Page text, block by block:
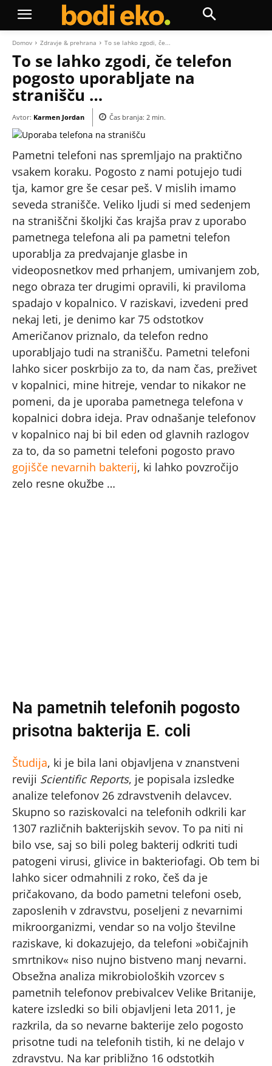
Domov Zdravje & prehrana To se lahko zgodi, če...
To se lahko zgodi, če telefon
pogosto uporabljate na
stranišču …
Avtor: Karmen Jordan Čas branja: 2 min.
Pametni telefoni nas spremljajo na praktično
vsakem koraku. Pogosto z nami potujejo tudi
tja, kamor gre še cesar peš. V mislih imamo
seveda stranišče. Veliko ljudi si med sedenjem
na straniščni školjki čas krajša prav z uporabo
pametnega telefona ali pa pametni telefon
uporablja za predvajanje glasbe in
videoposnetkov med prhanjem, umivanjem zob,
nego obraza ter drugimi opravili, ki praviloma
spadajo v kopalnico. V raziskavi, izvedeni pred
nekaj leti, je denimo kar 75 odstotkov
Američanov priznalo, da telefon redno
uporabljajo tudi na stranišču. Pametni telefoni
lahko sicer poskrbijo za to, da nam čas, preživet
v kopalnici, mine hitreje, vendar to nikakor ne
pomeni, da je uporaba pametnega telefona v
kopalnici dobra ideja. Prav odnašanje telefonov
v kopalnico naj bi bil eden od glavnih razlogov
za to, da so pametni telefoni pogosto pravo
gojišče nevarnih bakterij, ki lahko povzročijo
zelo resne okužbe …
Na pametnih telefonih pogosto
prisotna bakterija E. coli
Študija, ki je bila lani objavljena v znanstveni
reviji Scientific Reports, je popisala izsledke
analize telefonov 26 zdravstvenih delavcev.
Skupno so raziskovalci na telefonih odkrili kar
1307 različnih bakterijskih sevov. To pa niti ni
bilo vse, saj so bili poleg bakterij odkriti tudi
patogeni virusi, glivice in bakteriofagi. Ob tem bi
lahko sicer odmahnili z roko, češ da je
pričakovano, da bodo pametni telefoni oseb,
zaposlenih v zdravstvu, poseljeni z nevarnimi
mikroorganizmi, vendar so na voljo številne
raziskave, ki dokazujejo, da telefoni »običajnih
smrtnikov« niso nujno bistveno manj nevarni.
Obsežna analiza mikrobioloških vzorcev s
pametnih telefonov prebivalcev Velike Britanije,
katere izsledki so bili objavljeni leta 2011, je
razkrila, da so nevarne bakterije zelo pogosto
prisotne tudi na telefonih tistih, ki ne delajo v
zdravstvu. Na kar približno 16 odstotkih